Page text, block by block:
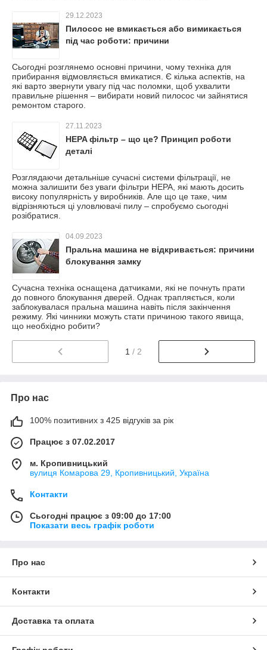
29.12.2023
Пилосос не вмикається або вимикається
під час роботи: причини
Сьогодні розглянемо основні причини, чому техніка для
прибирання відмовляється вмикатися. Є кілька аспектів, на
які варто звернути увагу під час поломки, щоб ухвалити
правильне рішення – вибирати новий пилосос чи зайнятися
ремонтом старого.
27.11.2023
HEPA фільтр – що це? Принцип роботи
деталі
Розглядаючи детальніше сучасні системи фільтрації, не
можна залишити без уваги фільтри HEPA, які мають досить
високу популярність у виробників. Але що це таке, чим
відрізняються ці уловлювачі пилу – спробуємо сьогодні
розібратися.
04.09.2023
Пральна машина не відкривається: причини
блокування замку
Сучасна техніка оснащена датчиками, які не почнуть прати
до повного блокування дверей. Однак трапляється, коли
заблокувалася пральна машина навіть після закінчення
режиму. Які чинники можуть стати причиною такого явища,
що необхідно робити?
1 / 2
Про нас
100% позитивних з 425 відгуків за рік
Працює з 07.02.2017
м. Кропивницький
вулиця Комарова 29, Кропивницький, Україна
Контакти
Сьогодні працює з 09:00 до 17:00
Показати весь графік роботи
Про нас
Контакти
Доставка та оплата